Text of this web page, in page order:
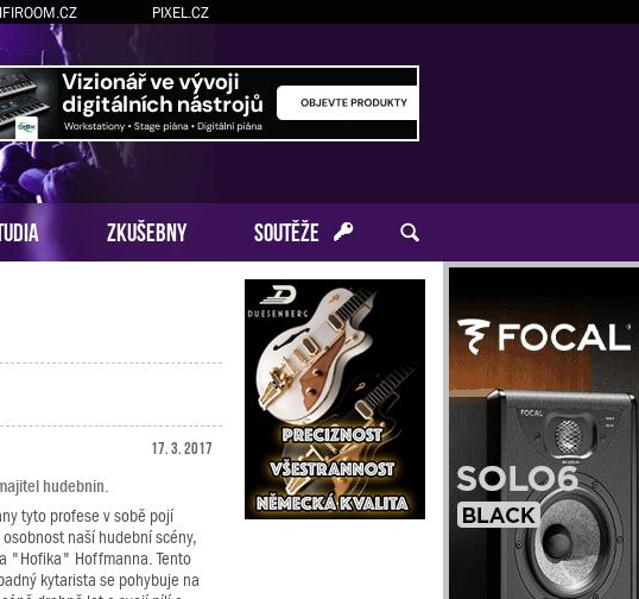
PIXEL.CZ
ZKUŠEBNY SOUTĚŽE
17. 3. 2017
hudebnin.
tyto profese v sobě pojí
osobnost naší hudební scény,
"Hofika" Hoffmanna. Tento
kytarista se pohybuje na